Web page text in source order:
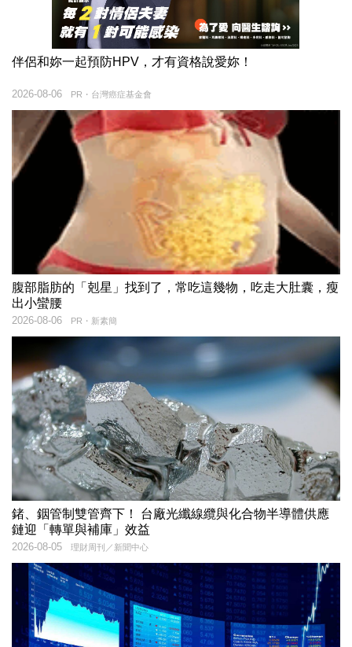
伴侶和妳一起預防HPV，才有資格說愛妳！
PR・台灣癌症基金會
2026-08-06
腹部脂肪的「剋星」找到了，常吃這幾物，吃走大肚囊，瘦
出小蠻腰
PR・新素簡
2026-08-06
鍺、銦管制雙管齊下！ 台廠光纖線纜與化合物半導體供應
鏈迎「轉單與補庫」效益
理財周刊／新聞中心
2026-08-05